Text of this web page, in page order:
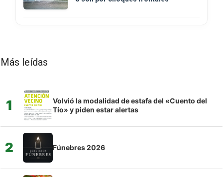
Más leídas
1
Volvió la modalidad de estafa del «Cuento del
Tío» y piden estar alertas
2 Fúnebres 2026